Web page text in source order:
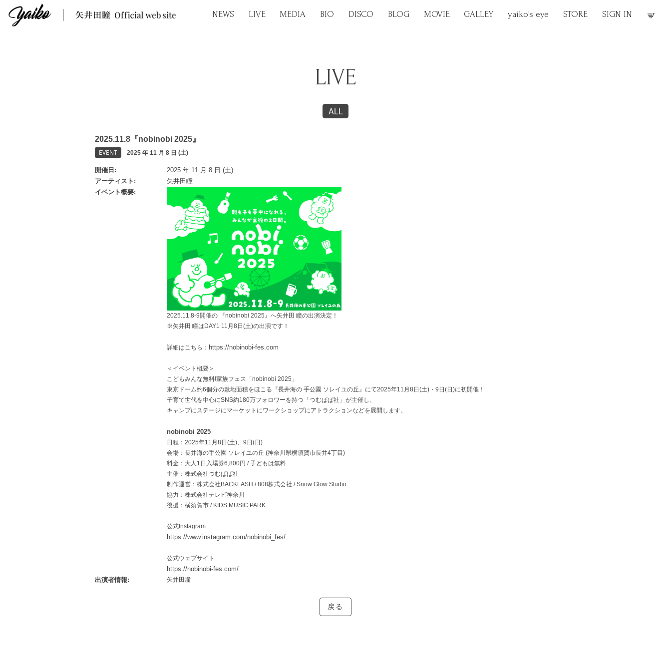
NEWS LIVE MEDIA BIO DISCO BLOG MOVIE GALLEY yaiko’s eye STORE SIGN IN
LIVE
ALL
2025.11.8『nobinobi 2025』
EVENT 2025 年 11 月 8 日 (土)
開催日
2025 年 11 月 8 日 (土)
アーティスト
矢井田瞳
イベント概要
2025.11.8-9開催の 『nobinobi 2025』へ矢井田 瞳の出演決定！
※矢井田 瞳はDAY1 11月8日(土)の出演です！
詳細はこちら： https://nobinobi-fes.com
＜イベント概要＞
こどもみんな無料!家族フェス「nobinobi 2025」
東京ドーム約6個分の敷地面積をほこる『長井海の 手公園 ソレイユの丘』にて2025年11月8日(土)・9日(日)に初開催！
子育て世代を中心にSNS約180万フォロワーを持つ「つむぱぱ社」が主催し、
キャンプにステージにマーケットにワークショップにアトラクションなどを展開します。
nobinobi 2025
日程：2025年11月8日(土)、9日(日)
会場：長井海の手公園 ソレイユの丘 (神奈川県横須賀市長井4丁目)
料金：大人1日入場券6,800円 / 子どもは無料
主催：株式会社つむぱぱ社
制作運営：株式会社BACKLASH / 808株式会社 / Snow Glow Studio
協力：株式会社テレビ神奈川
後援：横須賀市 / KIDS MUSIC PARK
公式Instagram
https://www.instagram.com/nobinobi_fes/
公式ウェブサイト
https://nobinobi-fes.com/
出演者情報
矢井田瞳
戻る